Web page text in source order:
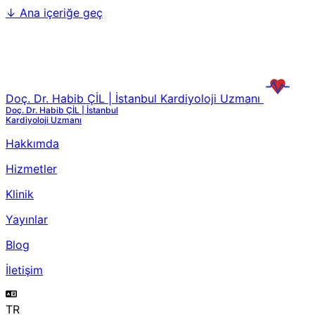
↓ Ana içeriğe geç
Doç. Dr. Habib ÇİL | İstanbul Kardiyoloji Uzmanı
Doç. Dr. Habib ÇİL | İstanbul
Kardiyoloji Uzmanı
Hakkımda
Hizmetler
Klinik
Yayınlar
Blog
İletişim
TR